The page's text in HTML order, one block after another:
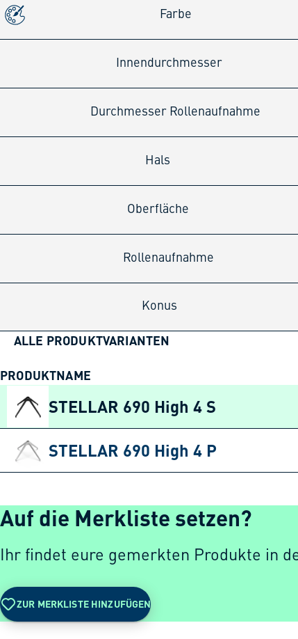
Farbe
Innendurchmesser
Durchmesser Rollenaufnahme
Hals
Oberfläche
Rollenaufnahme
Konus
ALLE PRODUKTVARIANTEN
PRODUKTNAME
STELLAR 690 High 4 S
STELLAR 690 High 4 P
Auf die Merkliste setzen?
Ihr findet eure gemerkten Produkte in
ZUR MERKLISTE HINZUFÜGEN